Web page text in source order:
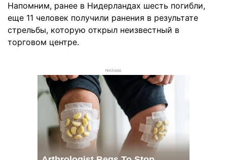
Напомним, ранее в Нидерландах шесть погибли,
еще 11 человек получили ранения в результате
стрельбы, которую открыл неизвестный в
торговом центре.
РЕКЛАМА